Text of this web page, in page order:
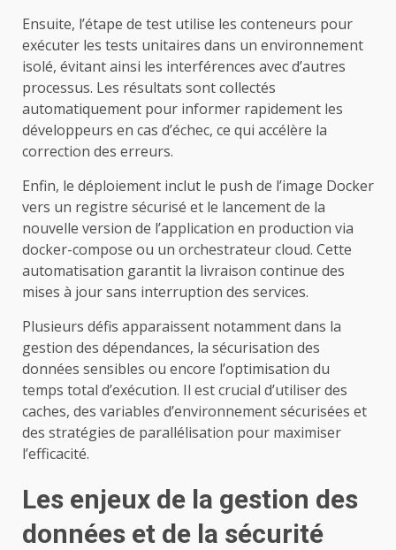
Ensuite, l’étape de test utilise les conteneurs pour
exécuter les tests unitaires dans un environnement
isolé, évitant ainsi les interférences avec d’autres
processus. Les résultats sont collectés
automatiquement pour informer rapidement les
développeurs en cas d’échec, ce qui accélère la
correction des erreurs.
Enfin, le déploiement inclut le push de l’image Docker
vers un registre sécurisé et le lancement de la
nouvelle version de l’application en production via
docker-compose ou un orchestrateur cloud. Cette
automatisation garantit la livraison continue des
mises à jour sans interruption des services.
Plusieurs défis apparaissent notamment dans la
gestion des dépendances, la sécurisation des
données sensibles ou encore l’optimisation du
temps total d’exécution. Il est crucial d’utiliser des
caches, des variables d’environnement sécurisées et
des stratégies de parallélisation pour maximiser
l’efficacité.
Les enjeux de la gestion des
données et de la sécurité